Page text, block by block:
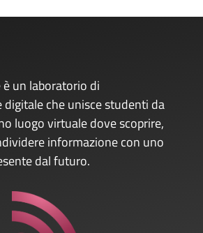
un laboratorio di
digitale che unisce studenti da
luogo virtuale dove scoprire,
informazione con uno
dal futuro.